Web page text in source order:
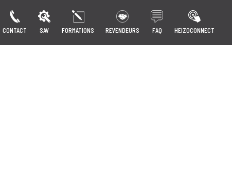
CONTACT SAV FORMATIONS REVENDEURS FAQ HEIZOCONNECT